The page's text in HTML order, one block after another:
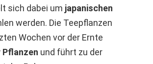
sich dabei um japanischen
werden. Die Teepflanzen
Wochen vor der Ernte
und führt zu der